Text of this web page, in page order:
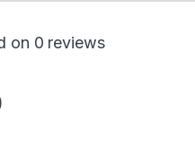
on 0 reviews